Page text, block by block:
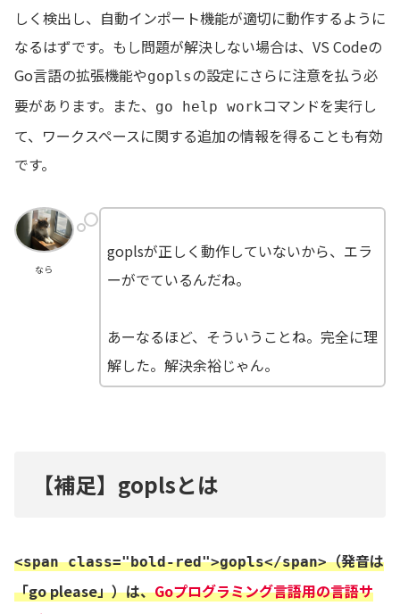
しく検出し、自動インポート機能が適切に動作するように
なるはずです。もし問題が解決しない場合は、VS Codeの
Go言語の拡張機能やgoplsの設定にさらに注意を払う必
要があります。また、 go help workコマンドを実行し
て、ワークスペースに関する追加の情報を得ることも有効
です。
なら
goplsが正しく動作していないから、エラ
ーがでているんだね。
あーなるほど、そういうことね。完全に理
解した。解決余裕じゃん。
【補足】goplsとは
<span class="bold-red">gopls</span>（発音は
「go please」）は、Goプログラミング言語用の言語サ